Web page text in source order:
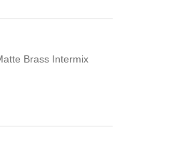
Brass Intermix